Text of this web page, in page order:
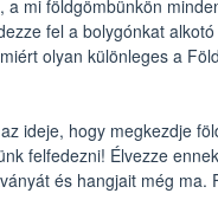
a mi földgömbünkön
fel a bolygónkat
olyan különleges a
ideje, hogy megkezdje
felfedezni! Élvezze
és hangjait még ma.